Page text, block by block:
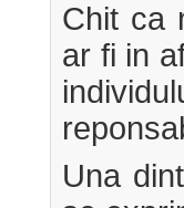
Chit ca
ar fi in
Una